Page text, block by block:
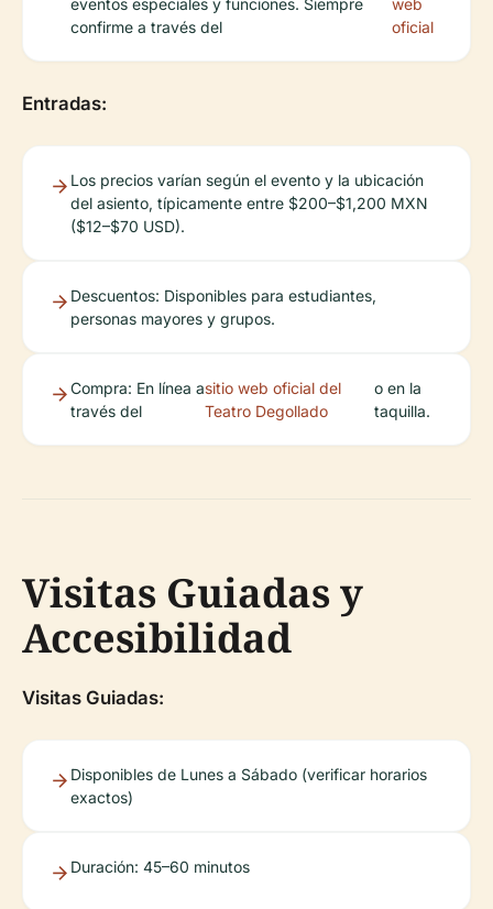
eventos especiales y funciones. Siempre
confirme a través del
web
oficial
Entradas:
Los precios varían según el evento y la ubicación
del asiento, típicamente entre $200–$1,200 MXN
($12–$70 USD).
Descuentos: Disponibles para estudiantes,
personas mayores y grupos.
Compra: En línea a
través del
sitio web oficial del
Teatro Degollado
o en la
taquilla.
Visitas Guiadas y
Accesibilidad
Visitas Guiadas:
Disponibles de Lunes a Sábado (verificar horarios
exactos)
Duración: 45–60 minutos